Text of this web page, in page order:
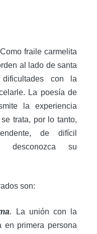
fraile carmelita
al lado de santa
con la
La poesía de
la experiencia
trata, por lo tanto,
de difícil
desconozca su
son:
. La unión con la
en primera persona